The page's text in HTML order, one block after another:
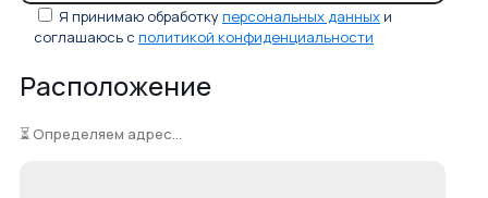
Я принимаю обработкуперсональных данных и
соглашаюсь с политикой конфиденциальности
Расположение
⏳ Определяем адрес...